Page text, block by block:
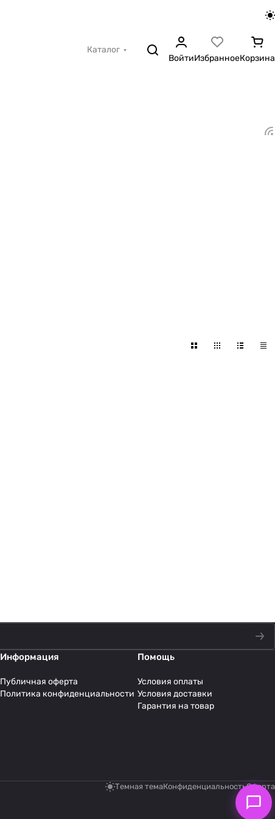
Каталог
ВойтиИзбранноеКорзина
Информация
Публичная оферта
Политика конфиденциальности
Помощь
Условия оплаты
Условия доставки
Гарантия на товар
Темная темаКонфиденциальностьОферта